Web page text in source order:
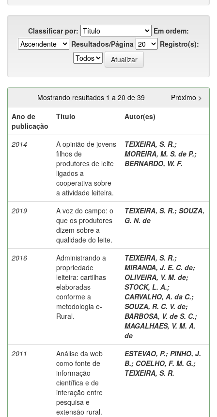
Classificar por:
Em ordem:
Resultados/Página
Registro(s):
Mostrando resultados 1 a 20 de 39
Próximo >
Ano de
publicação
Título Autor(es)
2014
A opinião de jovens
filhos de
produtores de leite
ligados a
cooperativa sobre
a atividade leiteira.
TEIXEIRA, S. R.;
MOREIRA, M. S. de P.;
BERNARDO, W. F.
2019
A voz do campo: o
que os produtores
dizem sobre a
qualidade do leite.
TEIXEIRA, S. R.; SOUZA,
G. N. de
2016
Administrando a
propriedade
leiteira: cartilhas
elaboradas
conforme a
metodologia e-
Rural.
TEIXEIRA, S. R.;
MIRANDA, J. E. C. de;
OLIVEIRA, V. M. de;
STOCK, L. A.;
CARVALHO, A. da C.;
SOUZA, R. C. V. de;
BARBOSA, V. de S. C.;
MAGALHAES, V. M. A.
de
2011
Análise da web
como fonte de
informação
científica e de
interação entre
pesquisa e
extensão rural.
ESTEVAO, P.; PINHO, J.
B.; COELHO, F. M. G.;
TEIXEIRA, S. R.